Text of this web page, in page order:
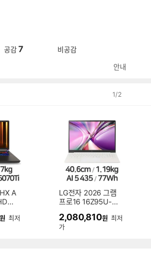
공감 7 비공감
안내
1/2
A
원 최저
LG전자 2026 그램
프로16 16Z95U-G
B)
2,080,810원 최저
가